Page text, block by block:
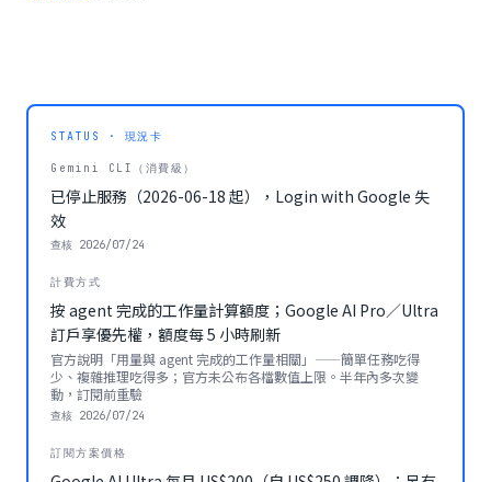
STATUS · 現況卡
Gemini CLI（消費級）
已停止服務（2026-06-18 起），Login with Google 失
效
查核 2026/07/24
計費方式
按 agent 完成的工作量計算額度；Google AI Pro／Ultra
訂戶享優先權，額度每 5 小時刷新
官方說明「用量與 agent 完成的工作量相關」——簡單任務吃得
少、複雜推理吃得多；官方未公布各檔數值上限。半年內多次變
動，訂閱前重驗
查核 2026/07/24
訂閱方案價格